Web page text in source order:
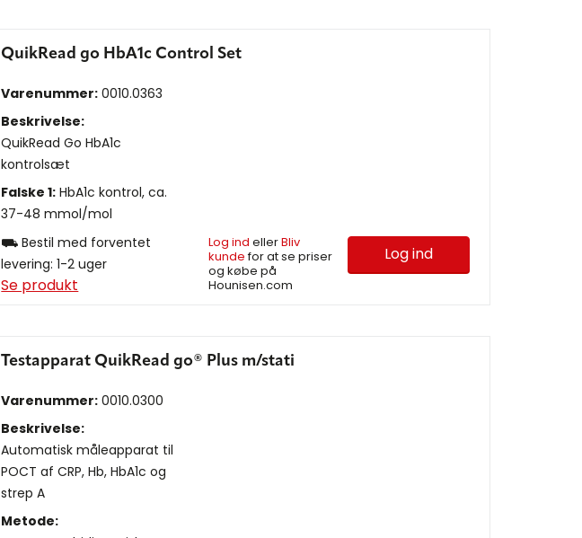
QuikRead go HbA1c Control Set
Varenummer: 0010.0363
Beskrivelse:
QuikRead Go HbA1c
kontrolsæt
Falske 1: HbA1c kontrol, ca.
37-48 mmol/mol
⛟ Bestil med forventet
levering: 1-2 uger
Se produkt
Log ind ellerBliv
kundefor at se priser
og købe på
Hounisen.com
Log ind
Testapparat QuikRead go® Plus m/stati
Varenummer: 0010.0300
Beskrivelse:
Automatisk måleapparat til
POCT af CRP, Hb, HbA1c og
strep A
Metode: